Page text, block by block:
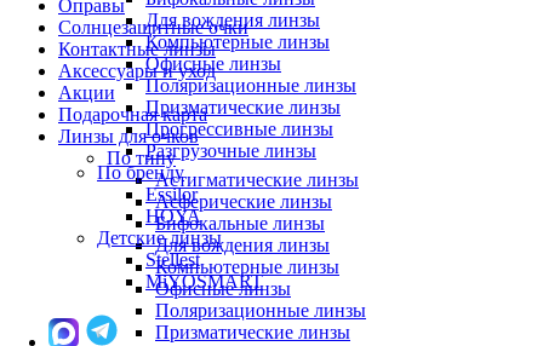
Оправы
Солнцезащитные очки
Контактные линзы
Аксессуары и уход
Акции
Подарочная карта
Линзы для очков
По типу
Астигматические линзы
Асферические линзы
Бифокальные линзы
Для вождения линзы
Компьютерные линзы
Офисные линзы
Поляризационные линзы
Призматические линзы
Для вождения линзы
Компьютерные линзы
Офисные линзы
Поляризационные линзы
Призматические линзы
Прогрессивные линзы
Разгрузочные линзы
По бренду
Essilor
HOYA
Детские линзы
Stellest
MiYOSMART